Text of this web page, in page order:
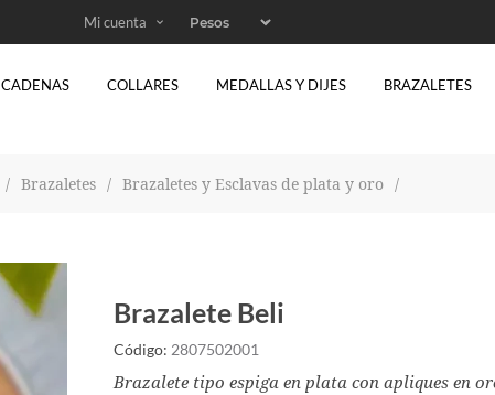
Mi cuenta
CADENAS COLLARES MEDALLAS Y DIJES
BRAZALETES
/ Brazaletes / Brazaletes y Esclavas de plata y oro /
Brazalete Beli
Código: 2807502001
Brazalete tipo espiga en plata con apliques en